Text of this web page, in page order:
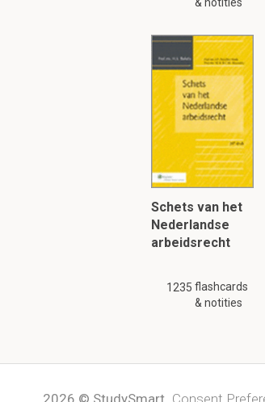
Schets van het
Nederlandse
arbeidsrecht
1235 flashcards
& notities
2026 © StudySmart Consent